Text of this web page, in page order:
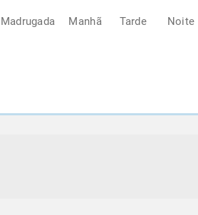
Madrugada Manhã Tarde Noite